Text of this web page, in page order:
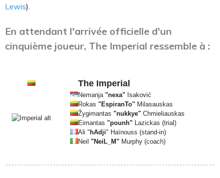
Lewis).
En attendant l'arrivée officielle d'un
cinquième joueur, The Imperial ressemble à :
The Imperial
Nemanja "nexa" Isaković
Rokas "EspiranTo" Milasauskas
Žygimantas "nukkye" Chmieliauskas
Eimantas "pounh" Lazickas (trial)
Ali " hAdji" Haïnouss (stand-in)
Neil "NeiL_M" Murphy (coach)